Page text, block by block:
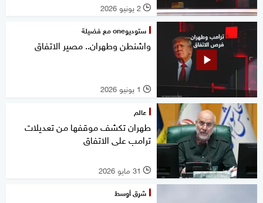
l 2 يونيو 2026
ستوديوone مع فضيلة
واشنطن وطهران.. مصير الاتفاق
l 1 يونيو 2026
عالم
طهران تكشف موقفها من تعديلات
ترامب على الاتفاق
l 31 مايو 2026
شرق أوسط